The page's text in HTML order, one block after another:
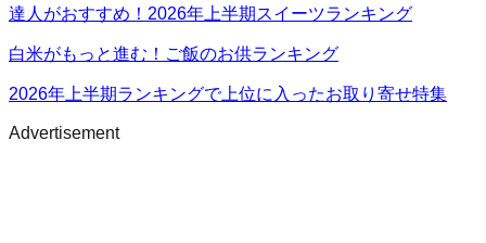
達人がおすすめ！2026年上半期スイーツランキング
白米がもっと進む！ご飯のお供ランキング
2026年上半期ランキングで上位に入ったお取り寄せ特集
Advertisement